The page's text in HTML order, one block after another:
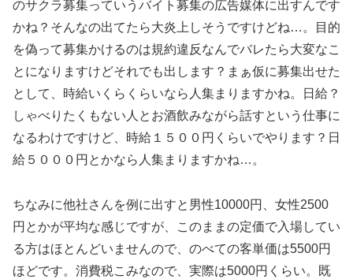
のサクラ募集っていうバイト募集の広告媒体に出すんです
かね？そんなの出てたら大炎上しそうですけどね…。目的
を偽って募集かけるのは規約違反なんでバレたら大変なこ
とになりますけどそれでも出します？まぁ仮に募集出せた
として、時給いくらくらいなら人集まりますかね。日給？
しゃべりたくもない人とお酒飲みながら話すという仕事に
なるわけですけど、時給１５００円くらいでやります？日
給５０００円とかなら人集まりますかね…。
ちなみに他社さんを例に出すと男性10000円、女性2500
円とかが平均な感じですが、このままの定価で入場してい
る方はほとんどいませんので、のべての客単価は5500円
ほどです。消費税こみなので、実際は5000円くらい。既